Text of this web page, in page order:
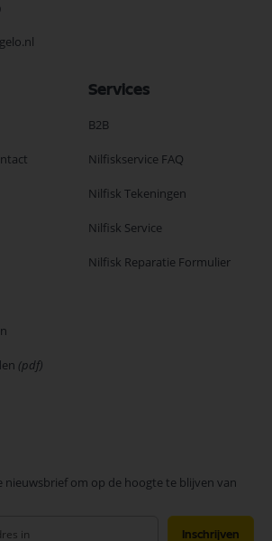
(pdf)
Services
B2B
Nilfiskservice FAQ
Nilfisk Tekeningen
Nilfisk Service
Nilfisk Reparatie Formulier
nieuwsbrief om op de hoogte te blijven van
Inschrijven